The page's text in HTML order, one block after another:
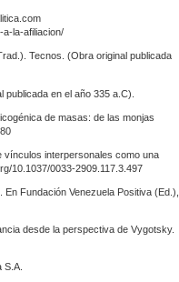
a-la-afiliacion/
Tecnos. (Obra original publicada
en el año 335 a.C).
de masas: de las monjas
vínculos interpersonales como una
10.1037/0033-2909.117.3.497
Fundación Venezuela Positiva (Ed.),
desde la perspectiva de Vygotsky.
S.A.